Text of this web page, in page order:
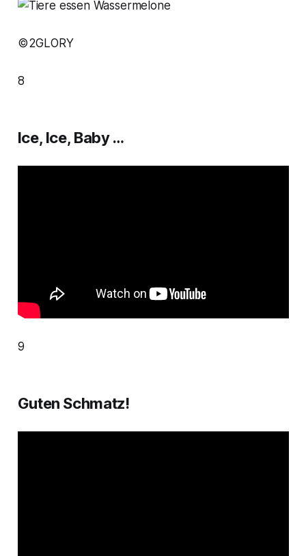
©2GLORY
8
Ice, Ice, Baby …
9
Guten Schmatz!